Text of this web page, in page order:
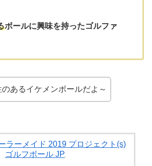
ボールに興味を持ったゴルファ
あるイケメンボールだよ～
ラーメイド 2019 プロジェクト(s)
ゴルフボール JP